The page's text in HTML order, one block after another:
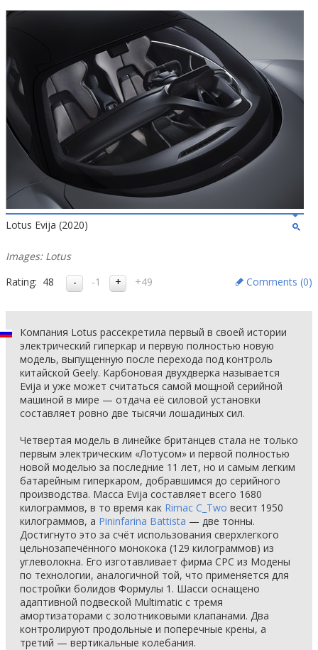
Lotus Evija (2020)
Images: Lotus
Rating: 48 -1 +49 Comments (0)
Компания Lotus рассекретила первый в своей истории
электрический гиперкар и первую полностью новую
модель, выпущенную после перехода под контроль
китайской Geely. Карбоновая двухдверка называется
Evija и уже может считаться самой мощной серийной
машиной в мире — отдача её силовой установки
составляет ровно две тысячи лошадиных сил.
Четвертая модель в линейке британцев стала не только
первым электрическим «Лотусом» и первой полностью
новой моделью за последние 11 лет, но и самым легким
батарейным гиперкаром, добравшимся до серийного
производства. Масса Evija составляет всего 1680
килограммов, в то время как Rimac C_Two весит 1950
килограммов, а Pininfarina Battista — две тонны.
Достигнуто это за счёт использования сверхлегкого
цельнозапечённого монокока (129 килограммов) из
углеволокна. Его изготавливает фирма CPC из Модены
по технологии, аналогичной той, что применяется для
постройки болидов Формулы 1. Шасси оснащено
адаптивной подвеской Multimatic с тремя
амортизаторами c золотниковыми клапанами. Два
контролируют продольные и поперечные крены, а
третий — вертикальные колебания.